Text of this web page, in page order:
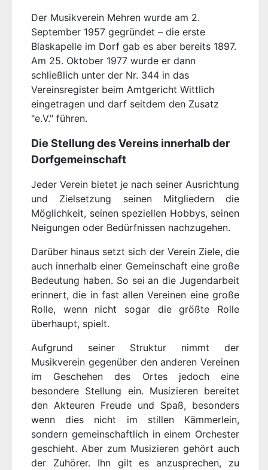
Der Musikverein Mehren wurde am 2.
September 1957 gegründet – die erste
Blaskapelle im Dorf gab es aber bereits 1897.
Am 25. Oktober 1977 wurde er dann
schließlich unter der Nr. 344 in das
Vereinsregister beim Amtgericht Wittlich
eingetragen und darf seitdem den Zusatz
"e.V." führen.
Die Stellung des Vereins innerhalb der
Dorfgemeinschaft
Jeder Verein bietet je nach seiner Ausrichtung
und Zielsetzung seinen Mitgliedern die
Möglichkeit, seinen speziellen Hobbys, seinen
Neigungen oder Bedürfnissen nachzugehen.
Darüber hinaus setzt sich der Verein Ziele, die
auch innerhalb einer Gemeinschaft eine große
Bedeutung haben. So sei an die Jugendarbeit
erinnert, die in fast allen Vereinen eine große
Rolle, wenn nicht sogar die größte Rolle
überhaupt, spielt.
Aufgrund seiner Struktur nimmt der
Musikverein gegenüber den anderen Vereinen
im Geschehen des Ortes jedoch eine
besondere Stellung ein. Musizieren bereitet
den Akteuren Freude und Spaß, besonders
wenn dies nicht im stillen Kämmerlein,
sondern gemeinschaftlich in einem Orchester
geschieht. Aber zum Musizieren gehört auch
der Zuhörer. Ihn gilt es anzusprechen, zu